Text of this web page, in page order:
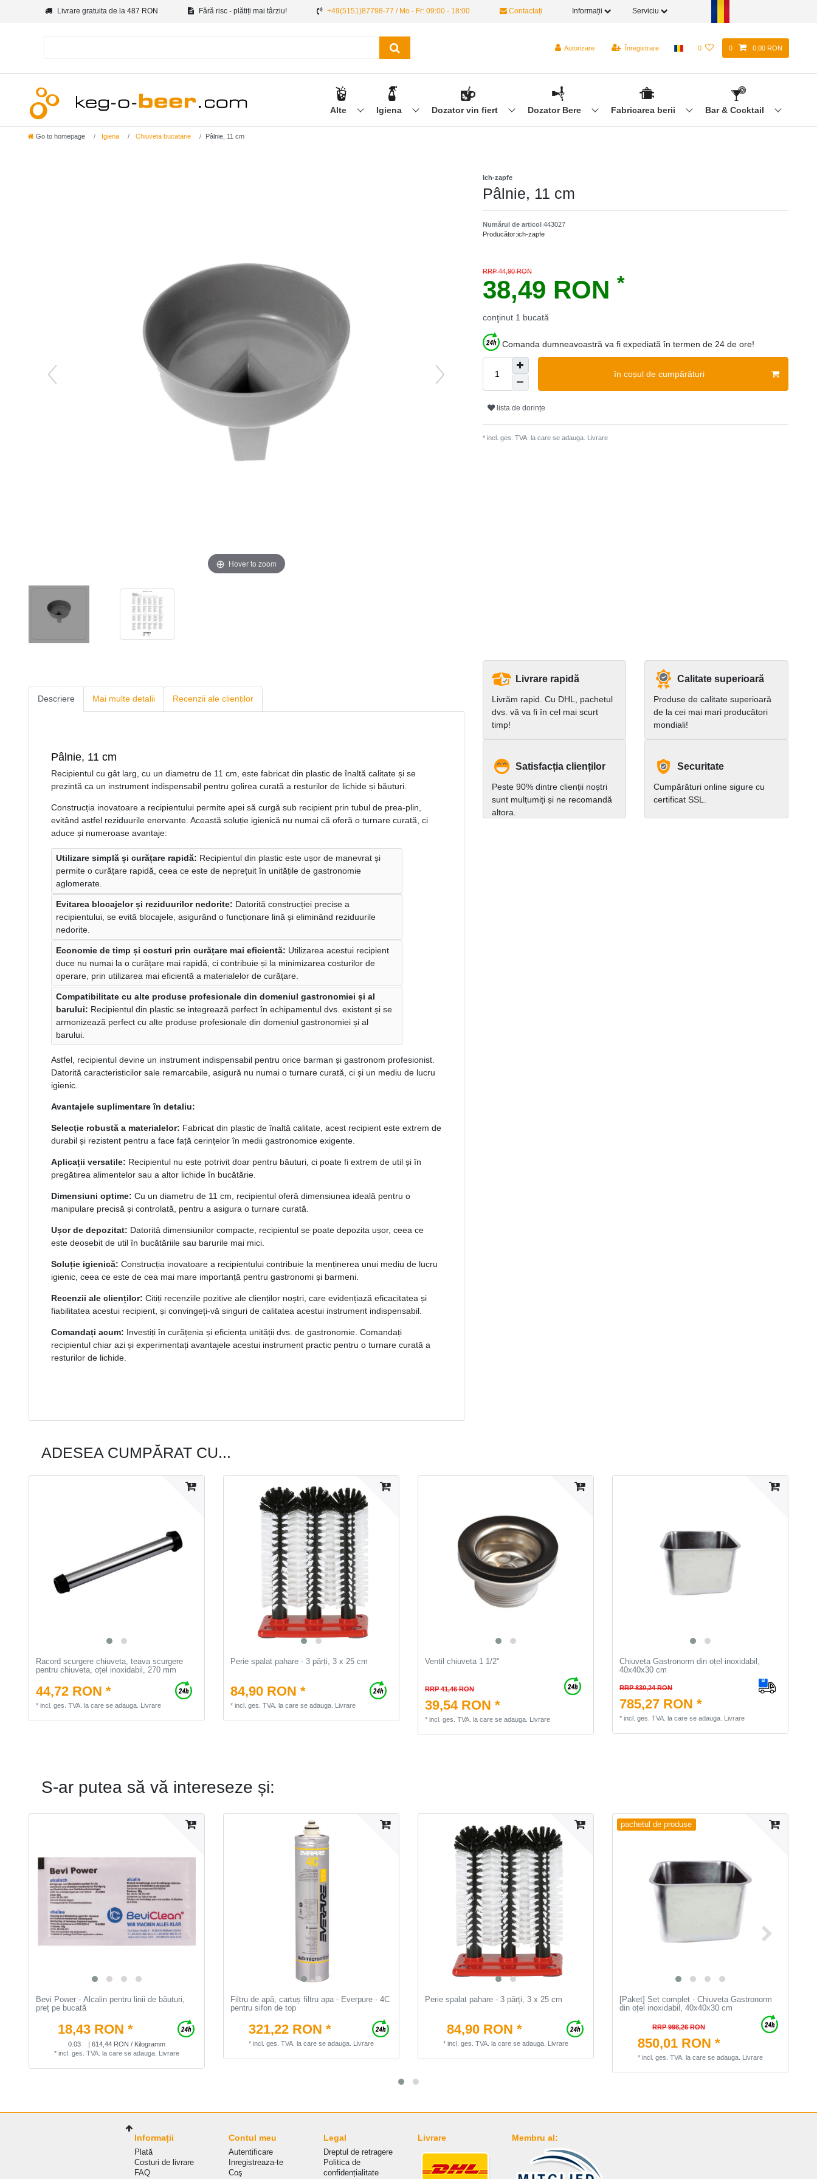
Livrare gratuita de la 487 RON Fără risc - plătiți mai târziu! +49(5151)87798-77 / Mo - Fr: 09:00 - 18:00 Contactați Informații Serviciu
Autorizare Înregistrare 0 0 0,00 RON
Alte Igiena Dozator vin fiert Dozator Bere Fabricarea berii Bar & Cocktail
Go to homepage Igiena Chiuveta bucatarie Pâlnie, 11 cm
Hover to zoom
Ich-zapfe
Pâlnie, 11 cm
Numărul de articol 443027
Producător:ich-zapfe
RRP 44,90 RON
38,49 RON *
conţinut 1 bucată
Comanda dumneavoastră va fi expediată în termen de 24 de ore!
în coșul de cumpărături
lista de dorințe
* incl. ges. TVA. la care se adauga. Livrare
Descriere Mai multe detalii Recenzii ale clienților
Pâlnie, 11 cm
Recipientul cu gât larg, cu un diametru de 11 cm, este fabricat din plastic de înaltă calitate și se
prezintă ca un instrument indispensabil pentru golirea curată a resturilor de lichide și băuturi.
Construcția inovatoare a recipientului permite apei să curgă sub recipient prin tubul de prea-plin,
evitând astfel reziduurile enervante. Această soluție igienică nu numai că oferă o turnare curată, ci
aduce și numeroase avantaje:
Utilizare simplă și curățare rapidă: Recipientul din plastic este ușor de manevrat și
permite o curățare rapidă, ceea ce este de neprețuit în unitățile de gastronomie
aglomerate.
Evitarea blocajelor și reziduurilor nedorite: Datorită construcției precise a
recipientului, se evită blocajele, asigurând o funcționare lină și eliminând reziduurile
nedorite.
Economie de timp și costuri prin curățare mai eficientă: Utilizarea acestui recipient
duce nu numai la o curățare mai rapidă, ci contribuie și la minimizarea costurilor de
operare, prin utilizarea mai eficientă a materialelor de curățare.
Compatibilitate cu alte produse profesionale din domeniul gastronomiei și al
barului: Recipientul din plastic se integrează perfect în echipamentul dvs. existent și se
armonizează perfect cu alte produse profesionale din domeniul gastronomiei și al
barului.
Astfel, recipientul devine un instrument indispensabil pentru orice barman și gastronom profesionist.
Datorită caracteristicilor sale remarcabile, asigură nu numai o turnare curată, ci și un mediu de lucru
igienic.
Avantajele suplimentare în detaliu:
Selecție robustă a materialelor: Fabricat din plastic de înaltă calitate, acest recipient este extrem de
durabil și rezistent pentru a face față cerințelor în medii gastronomice exigente.
Aplicații versatile: Recipientul nu este potrivit doar pentru băuturi, ci poate fi extrem de util și în
pregătirea alimentelor sau a altor lichide în bucătărie.
Dimensiuni optime: Cu un diametru de 11 cm, recipientul oferă dimensiunea ideală pentru o
manipulare precisă și controlată, pentru a asigura o turnare curată.
Ușor de depozitat: Datorită dimensiunilor compacte, recipientul se poate depozita ușor, ceea ce
este deosebit de util în bucătăriile sau barurile mai mici.
Soluție igienică: Construcția inovatoare a recipientului contribuie la menținerea unui mediu de lucru
igienic, ceea ce este de cea mai mare importanță pentru gastronomi și barmeni.
Recenzii ale clienților: Citiți recenziile pozitive ale clienților noștri, care evidențiază eficacitatea și
fiabilitatea acestui recipient, și convingeți-vă singuri de calitatea acestui instrument indispensabil.
Comandați acum: Investiți în curățenia și eficiența unității dvs. de gastronomie. Comandați
recipientul chiar azi și experimentați avantajele acestui instrument practic pentru o turnare curată a
resturilor de lichide.
Livrare rapidă
Livrăm rapid. Cu DHL, pachetul
dvs. vă va fi în cel mai scurt
timp!
Calitate superioară
Produse de calitate superioară
de la cei mai mari producători
mondiali!
Satisfacția clienților
Peste 90% dintre clienții noștri
sunt mulțumiți și ne recomandă
altora.
Securitate
Cumpărături online sigure cu
certificat SSL.
ADESEA CUMPĂRAT CU...
Racord scurgere chiuveta, teava scurgere
pentru chiuveta, oțel inoxidabil, 270 mm
44,72 RON *
*incl. ges. TVA. la care se adauga. Livrare
Perie spalat pahare - 3 părți, 3 x 25 cm
84,90 RON *
*incl. ges. TVA. la care se adauga. Livrare
Ventil chiuveta 1 1/2"
RRP 41,46 RON
39,54 RON *
*incl. ges. TVA. la care se adauga. Livrare
Chiuveta Gastronorm din oțel inoxidabil,
40x40x30 cm
RRP 830,24 RON
785,27 RON *
*incl. ges. TVA. la care se adauga. Livrare
S-ar putea să vă intereseze și:
Bevi Power - Аlcalin pentru linii de băuturi,
preț pe bucată
18,43 RON *
0.03
| 614,44 RON / Kilogramm
* incl. ges. TVA. la care se adauga. Livrare
Filtru de apă, cartuș filtru apa - Everpure - 4C
pentru sifon de top
321,22 RON *
* incl. ges. TVA. la care se adauga. Livrare
Perie spalat pahare - 3 părți, 3 x 25 cm
84,90 RON *
* incl. ges. TVA. la care se adauga. Livrare
pachetul de produse
[Paket] Set complet - Chiuveta Gastronorm
din oțel inoxidabil, 40x40x30 cm
RRP 998,26 RON
850,01 RON *
* incl. ges. TVA. la care se adauga. Livrare
Informații
Plată
Costuri de livrare
FAQ
Contul meu
Autentificare
Inregistreaza-te
Coş
Legal
Dreptul de retragere
Politica de
сonfidențialitate
Livrare Membru al: